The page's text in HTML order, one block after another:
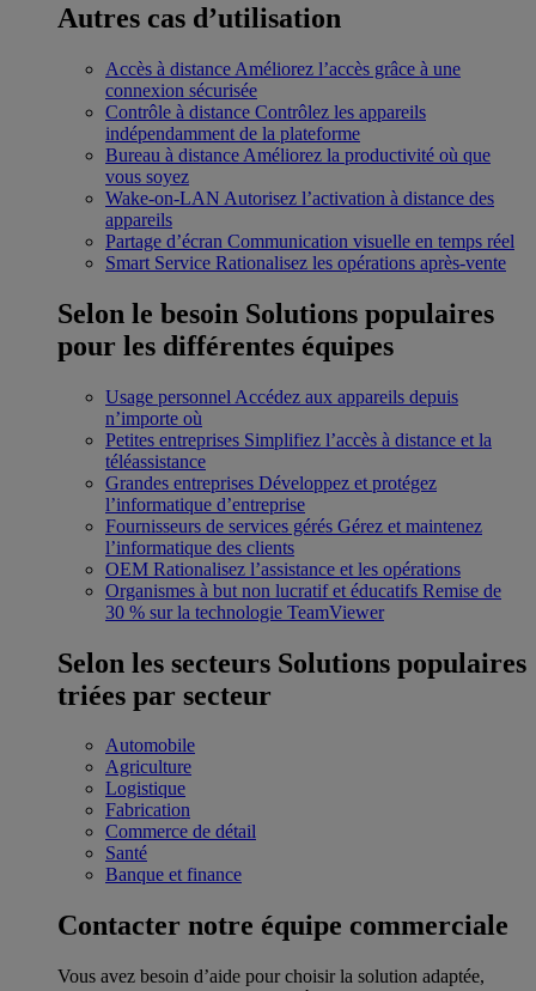
Autres cas d’utilisation
Accès à distance Améliorez l’accès grâce à une
connexion sécurisée
Contrôle à distance Contrôlez les appareils
indépendamment de la plateforme
Bureau à distance Améliorez la productivité où que
vous soyez
Wake-on-LAN Autorisez l’activation à distance des
appareils
Partage d’écran Communication visuelle en temps réel
Smart Service Rationalisez les opérations après-vente
Selon le besoin Solutions populaires
pour les différentes équipes
Usage personnel Accédez aux appareils depuis
n’importe où
Petites entreprises Simplifiez l’accès à distance et la
téléassistance
Grandes entreprises Développez et protégez
l’informatique d’entreprise
Fournisseurs de services gérés Gérez et maintenez
l’informatique des clients
OEM Rationalisez l’assistance et les opérations
Organismes à but non lucratif et éducatifs Remise de
30 % sur la technologie TeamViewer
Selon les secteurs Solutions populaires
triées par secteur
Automobile
Agriculture
Logistique
Fabrication
Commerce de détail
Santé
Banque et finance
Contacter notre équipe commerciale
Vous avez besoin d’aide pour choisir la solution adaptée,